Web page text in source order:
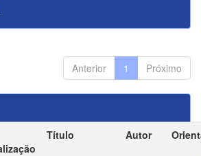
Anterior 1 Próximo
Título Autor